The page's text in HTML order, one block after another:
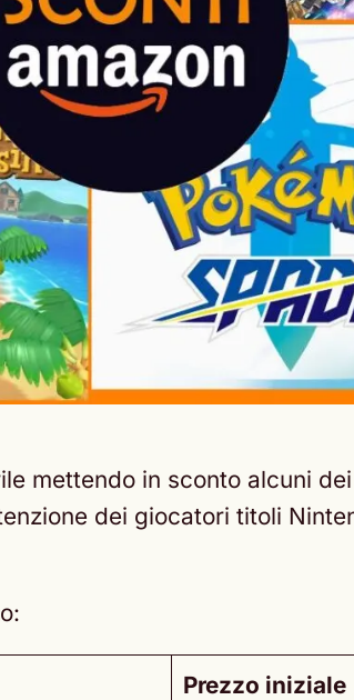
mettendo in sconto alcuni
dei giocatori titoli
Prezzo iniziale